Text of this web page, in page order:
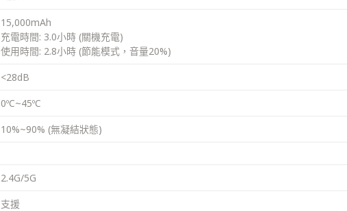
15,000mAh
充電時間: 3.0小時 (關機充電)
使用時間: 2.8小時 (節能模式，音量20%)
<28dB
0ºC~45ºC
10%~90% (無凝結狀態)
2.4G/5G
支援